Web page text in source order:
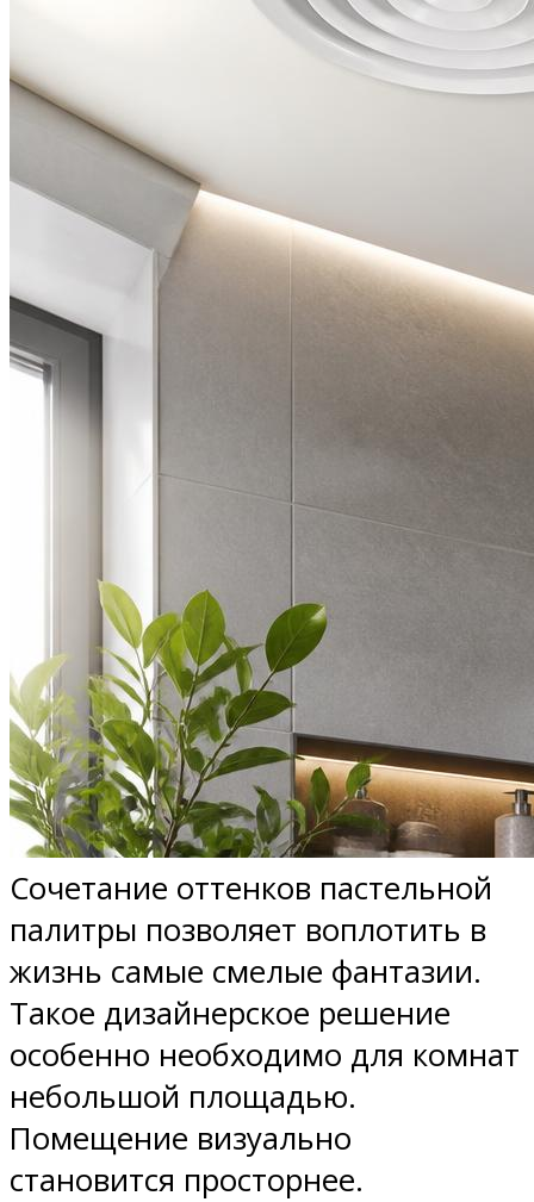
Сочетание оттенков пастельной
палитры позволяет воплотить в
жизнь самые смелые фантазии.
Такое дизайнерское решение
особенно необходимо для комнат
небольшой площадью.
Помещение визуально
становится просторнее.